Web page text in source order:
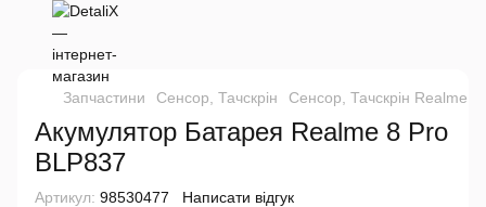
Запчастини Сенсор, Тачскрін Сенсор, Тачскрін Realme
Акумулятор Батарея Realme 8 Pro
BLP837
Артикул: 98530477 Написати відгук